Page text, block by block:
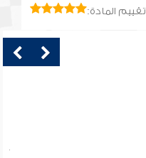
تقييم المادة: